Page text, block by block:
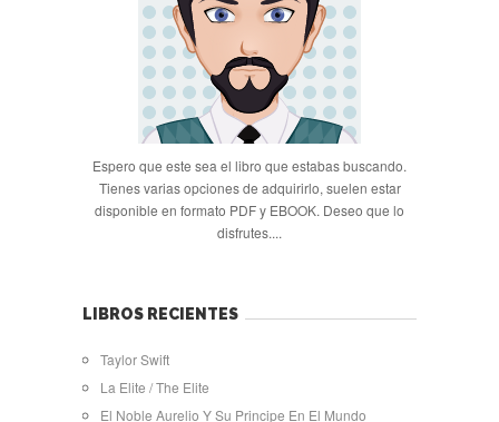
Espero que este sea el libro que estabas buscando.
Tienes varias opciones de adquirirlo, suelen estar
disponible en formato PDF y EBOOK. Deseo que lo
disfrutes....
LIBROS RECIENTES
Taylor Swift
La Elite / The Elite
El Noble Aurelio Y Su Principe En El Mundo